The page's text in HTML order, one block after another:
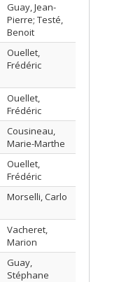
Guay, Jean-
Pierre; Testé,
Benoit
Ouellet,
Frédéric
Ouellet,
Frédéric
Cousineau,
Marie-Marthe
Ouellet,
Frédéric
Morselli, Carlo
Vacheret,
Marion
Guay,
Stéphane